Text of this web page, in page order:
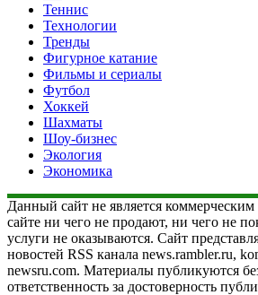
Теннис
Технологии
Тренды
Фигурное катание
Фильмы и сериалы
Футбол
Хоккей
Шахматы
Шоу-бизнес
Экология
Экономика
Данный сайт не является
сайте ни чего не продают, ни чего не
услуги не оказываются. Сайт
новостей RSS канала news.rambler.ru,
newsru.com. Материалы публикуются
ответственность за достоверность